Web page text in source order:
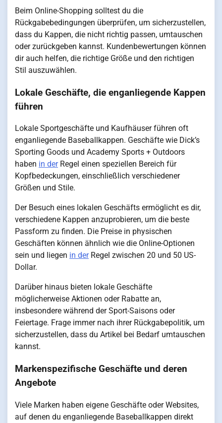
Beim Online-Shopping solltest du die
Rückgabebedingungen überprüfen, um sicherzustellen,
dass du Kappen, die nicht richtig passen, umtauschen
oder zurückgeben kannst. Kundenbewertungen können
dir auch helfen, die richtige Größe und den richtigen
Stil auszuwählen.
Lokale Geschäfte, die enganliegende Kappen
führen
Lokale Sportgeschäfte und Kaufhäuser führen oft
enganliegende Baseballkappen. Geschäfte wie Dick’s
Sporting Goods und Academy Sports + Outdoors
haben in derRegel einen speziellen Bereich für
Kopfbedeckungen, einschließlich verschiedener
Größen und Stile.
Der Besuch eines lokalen Geschäfts ermöglicht es dir,
verschiedene Kappen anzuprobieren, um die beste
Passform zu finden. Die Preise in physischen
Geschäften können ähnlich wie die Online-Optionen
sein und liegen in derRegel zwischen 20 und 50 US-
Dollar.
Darüber hinaus bieten lokale Geschäfte
möglicherweise Aktionen oder Rabatte an,
insbesondere während der Sport-Saisons oder
Feiertage. Frage immer nach ihrer Rückgabepolitik, um
sicherzustellen, dass du Artikel bei Bedarf umtauschen
kannst.
Markenspezifische Geschäfte und deren
Angebote
Viele Marken haben eigene Geschäfte oder Websites,
auf denen du enganliegende Baseballkappen direkt